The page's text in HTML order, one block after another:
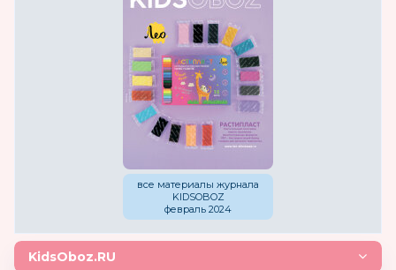
все материалы журнала
KIDSOBOZ
февраль 2024
KidsOboz.RU